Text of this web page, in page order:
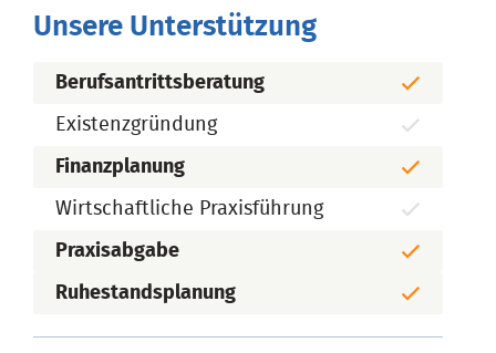
Unsere Unterstützung
Berufsantrittsberatung
Existenzgründung
Finanzplanung
Wirtschaftliche Praxisführung
Praxisabgabe
Ruhestandsplanung